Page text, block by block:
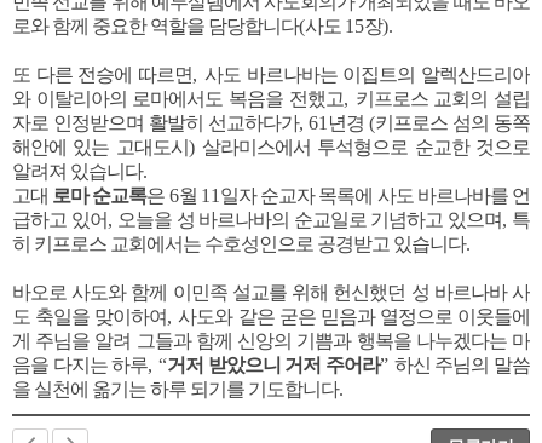
로와 함께 중요한 역할을 담당합니다(사도 15장).
또 다른 전승에 따르면, 사도 바르나바는 이집트의 알렉산드리아
와 이탈리아의 로마에서도 복음을 전했고, 키프로스 교회의 설립
자로 인정받으며 활발히 선교하다가, 61 년경(키프로스 섬의 동쪽
해안에 있는 고대도시 )살라미스에서 투석형으로 순교한 것으로
알려져 있습니다.
고대 로마 순교록은 6월 11 일자 순교자 목록에 사도 바르나바를 언
급하고 있어, 오늘을 성 바르나바의 순교일로 기념하고 있으며, 특
히 키프로스 교회에서는 수호성인으로 공경받고 있습니다.
바오로 사도와 함께 이민족 설교를 위해 헌신했던 성 바르나바 사
도 축일을 맞이하여,사도와 같은 굳은 믿음과 열정으로 이웃들에
게 주님을 알려 그들과 함께 신앙의 기쁨과 행복을 나누겠다는 마
음을 다지는 하루, “거저 받았으니 거저 주어라” 하신 주님의 말씀
을 실천에 옮기는 하루 되기를 기도합니다.